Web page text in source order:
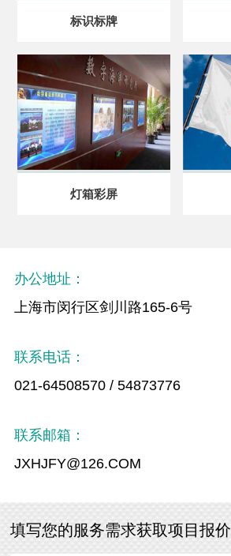
标识标牌
灯箱彩屏
办公地址：
上海市闵行区剑川路165-6号
联系电话：
021-64508570 / 54873776
联系邮箱：
JXHJFY@126.COM
填写您的服务需求获取项目报价